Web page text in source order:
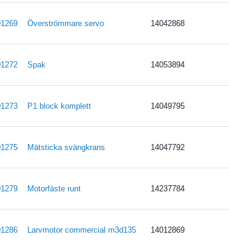
Överströmmare servo 14042868
Spak 14053894
P1 block komplett 14049795
Mätsticka svängkrans 14047792
Motorfäste runt 14237784
Larvmotor commercial m3d135 14012869